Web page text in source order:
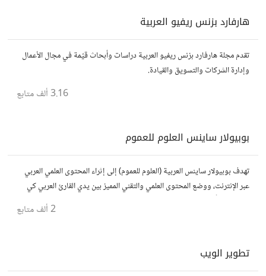
هارفارد بزنس ريفيو العربية
تقدم مجلة هارفارد بزنس ريفيو العربية دراسات وأبحاث قيّمة في مجال الأعمال
وإدارة الشركات والتسويق والقيادة.
3.16 ألف متابع
بوبيولار ساينس العلوم للعموم
تهدف بوبيولار ساينس العربية (العلوم للعموم) إلى إثراء المحتوى العلمي العربي
عبر الإنترنت، ووضع المحتوى العلمي والتقني المميز بين يدي القارئ العربي كي
2 ألف متابع
تطوير الويب